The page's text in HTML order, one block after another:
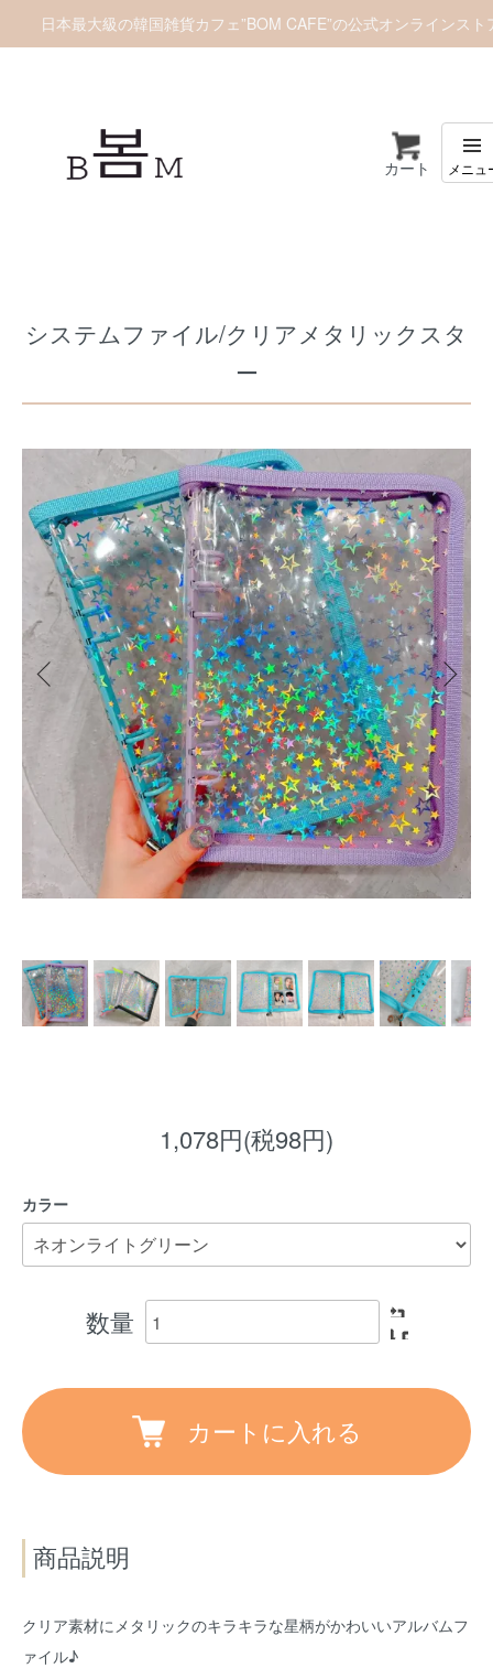
日本最大級の韓国雑貨カフェ”BOM CAFE”の公式オンラインスト
カート
システムファイル/クリアメタリックスタ
ー
1,078円(税98円)
カラー
数量
カートに入れる
商品説明
クリア素材にメタリックのキラキラな星柄がかわいいアルバムフ
ァイル♪